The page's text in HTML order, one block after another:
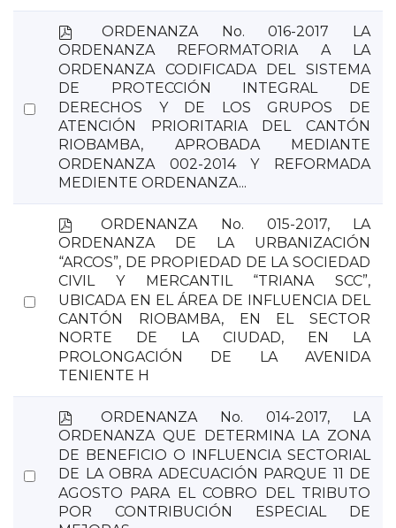
Select
p
d
f
ORDENANZA No. 016-2017 LA
ORDENANZA REFORMATORIA A LA
ORDENANZA CODIFICADA DEL SISTEMA
DE PROTECCIÓN INTEGRAL DE
DERECHOS Y DE LOS GRUPOS DE
ATENCIÓN PRIORITARIA DEL CANTÓN
RIOBAMBA, APROBADA MEDIANTE
ORDENANZA 002-2014 Y REFORMADA
MEDIENTE ORDENANZA...
Select
p
d
f
ORDENANZA No. 015-2017, LA
ORDENANZA DE LA URBANIZACIÓN
“ARCOS”, DE PROPIEDAD DE LA SOCIEDAD
CIVIL Y MERCANTIL “TRIANA SCC”,
UBICADA EN EL ÁREA DE INFLUENCIA DEL
CANTÓN RIOBAMBA, EN EL SECTOR
NORTE DE LA CIUDAD, EN LA
PROLONGACIÓN DE LA AVENIDA
TENIENTE H
Select
p
d
f
ORDENANZA No. 014-2017, LA
ORDENANZA QUE DETERMINA LA ZONA
DE BENEFICIO O INFLUENCIA SECTORIAL
DE LA OBRA ADECUACIÓN PARQUE 11 DE
AGOSTO PARA EL COBRO DEL TRIBUTO
POR CONTRIBUCIÓN ESPECIAL DE